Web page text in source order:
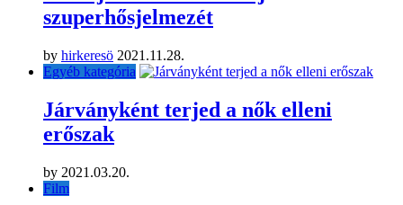
szuperhősjelmezét
by hirkeresö 2021.11.28.
Egyéb kategória
Járványként terjed a nők elleni
erőszak
by 2021.03.20.
Film